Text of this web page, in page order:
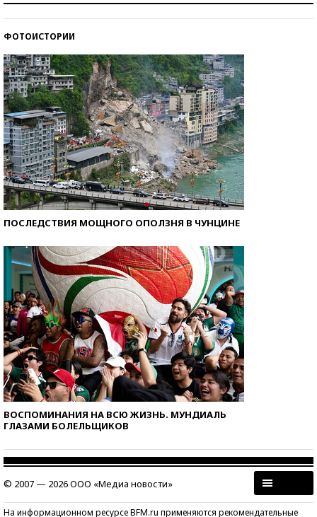
ФОТОИСТОРИИ
ПОСЛЕДСТВИЯ МОЩНОГО ОПОЛЗНЯ В ЧУНЦИНЕ
ВОСПОМИНАНИЯ НА ВСЮ ЖИЗНЬ. МУНДИАЛЬ
ГЛАЗАМИ БОЛЕЛЬЩИКОВ
© 2007 — 2026 ООО «Медиа новости»
На информационном ресурсе BFM.ru применяются рекомендательные